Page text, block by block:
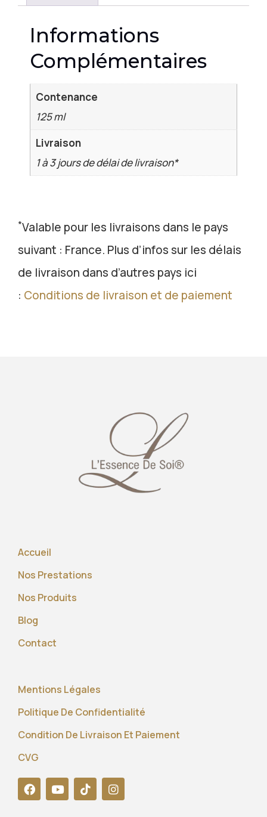
Informations
Complémentaires
Contenance
125 ml
Livraison
1 à 3 jours de délai de livraison*
*Valable pour les livraisons dans le pays
suivant : France. Plus d’infos sur les délais
de livraison dans d’autres pays ici
: Conditions de livraison et de paiement
Accueil
Nos Prestations
Nos Produits
Blog
Contact
Mentions Légales
Politique De Confidentialité
Condition De Livraison Et Paiement
CVG